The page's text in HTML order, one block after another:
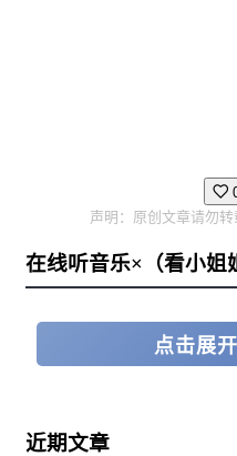
声明：原创文章请勿转
在线听音乐×（看小姐
点击展
近期文章